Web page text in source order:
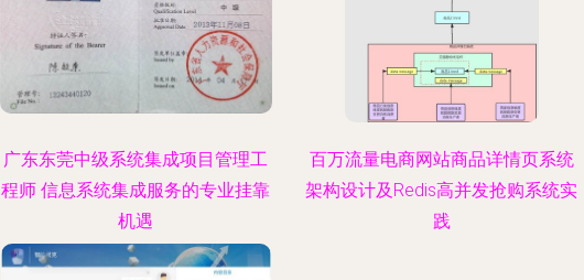
广东东莞中级系统集成项目管理工
程师 信息系统集成服务的专业挂靠
机遇
百万流量电商网站商品详情页系统
架构设计及Redis高并发抢购系统实
践